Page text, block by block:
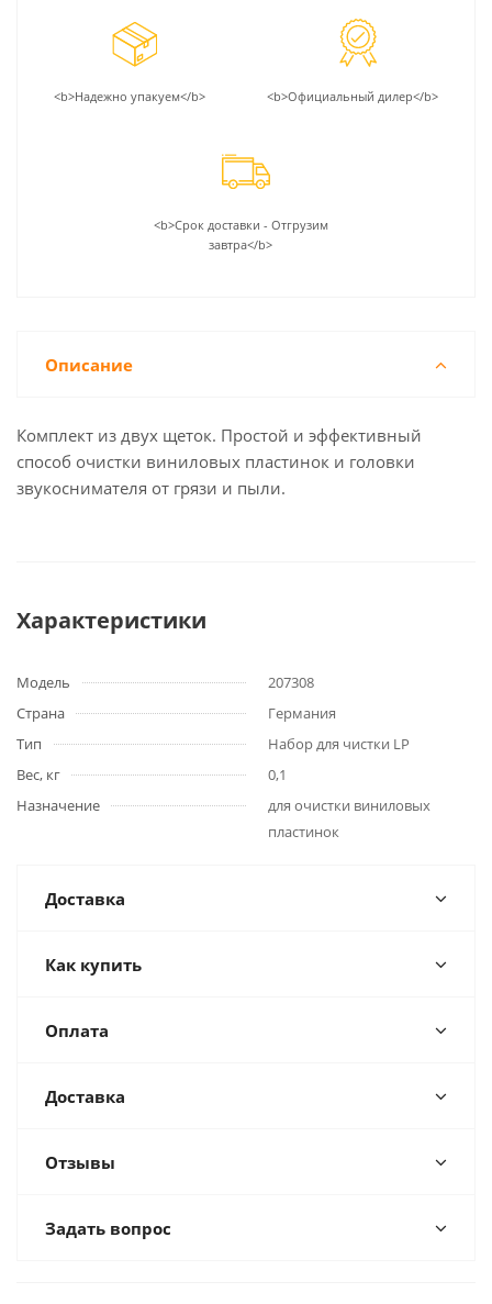
<b>Надежно упакуем</b> <b>Официальный дилер</b>
<b>Срок доставки - Отгрузим
завтра</b>
Описание
Комплект из двух щеток. Простой и эффективный
способ очистки виниловых пластинок и головки
звукоснимателя от грязи и пыли.
Характеристики
Модель
207308
Страна
Германия
Тип
Набор для чистки LP
Вес, кг
0,1
Назначение
для очистки виниловых
пластинок
Доставка
Как купить
Оплата
Доставка
Отзывы
Задать вопрос